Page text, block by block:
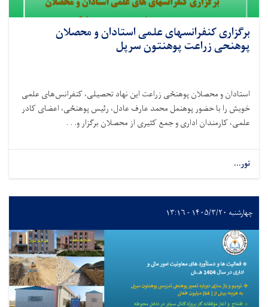
برگزاری کنفرانسهای علمی استادان و محصلان
پوهنحی زراعت پوهنتون سرپل
استادان و محصلان پوهنځی زراعت این نهاد تحصیلی، کنفرانس‌های علمی
خویش را با حضور پوهنمل محمد عارف عادل، رئیس پوهنځی، اعضای کادر
علمی، کارمندان اداری و جمع کثیری از محصلان برگزار و. . .
نور...
چهارشنبه ۱۴۰۵/۳/۲۰ - ۱۳:۱۶